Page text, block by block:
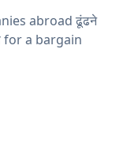
abroad ढूंढने
for a bargain